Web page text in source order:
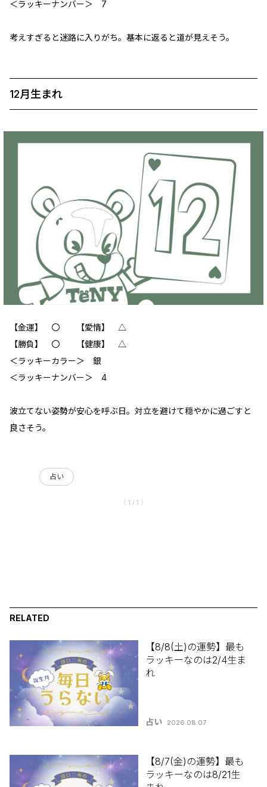
＜ラッキーナンバー＞ 7
考えすぎると迷路に入りがち。基本に返ると道が見えそう。
12月生まれ
【金運】 〇 【愛情】 △
【勝負】 〇 【健康】 △
＜ラッキーカラー＞ 銀
＜ラッキーナンバー＞ 4
波立てない姿勢が安心を呼ぶ日。対立を避けて穏やかに過ごすと
良さそう。
占い
〈 1 / 1 〉
RELATED
【8/8(土)の運勢】最も
ラッキーなのは2/4生ま
れ
占い 2026.08.07
【8/7(金)の運勢】最も
ラッキーなのは8/21生